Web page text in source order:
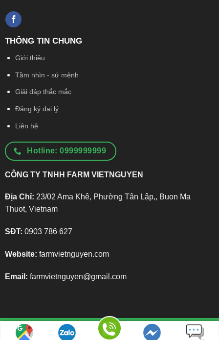
THÔNG TIN CHUNG
Giới thiệu
Tầm nhìn - sứ mệnh
Giải đáp thắc mắc
Đăng ký đại lý
Liên hệ
Hotline: 0999999999
CÔNG TY TNHH FARM VIETNGUYEN
Địa Chỉ: 23/02 Ama Khê, Phường Tân Lập,, Buon Ma
Thuot, Vietnam
SĐT: 0903 786 627
Website: farmvietnguyen.com
Email: farmvietnguyen@gmail.com
Holtine tư vấn: 0123.456.890